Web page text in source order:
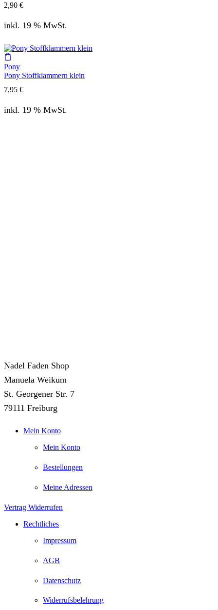
2,90 €
inkl. 19 % MwSt.
Pony
Pony Stoffklammern klein
7,95 €
inkl. 19 % MwSt.
Nadel Faden Shop
Manuela Weikum
St. Georgener Str. 7
79111 Freiburg
Mein Konto
Mein Konto
Bestellungen
Meine Adressen
Vertrag Widerrufen
Rechtliches
Impressum
AGB
Datenschutz
Widerrufsbelehrung